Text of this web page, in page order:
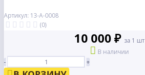
Артикул: 13-А-0008
(0)
10 000 ₽ за 1 шт
В наличии
-
+